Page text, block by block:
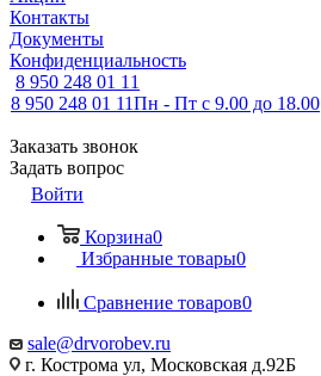
Контакты
Документы
Конфиденциальность
8 950 248 01 11
8 950 248 01 11Пн - Пт с 9.00 до 18.00
Заказать звонок
Задать вопрос
Войти
Корзина0
Избранные товары0
Сравнение товаров0
sale@drvorobev.ru
г. Кострома ул, Московская д.92Б